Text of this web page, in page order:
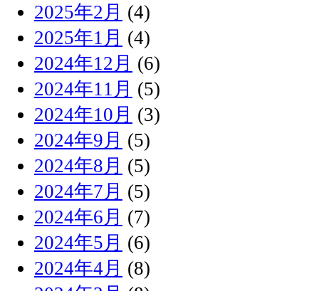
2025年2月 (4)
2025年1月 (4)
2024年12月 (6)
2024年11月 (5)
2024年10月 (3)
2024年9月 (5)
2024年8月 (5)
2024年7月 (5)
2024年6月 (7)
2024年5月 (6)
2024年4月 (8)